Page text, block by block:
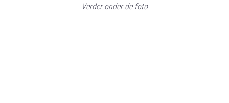
Verder onder de foto